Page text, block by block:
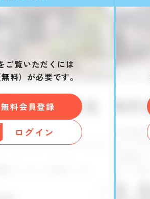
ご覧いただくには
料）が必要です。
無料会員登録
ログイン